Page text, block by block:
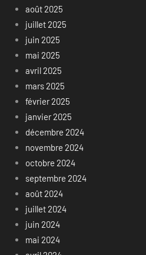
août 2025
juillet 2025
juin 2025
mai 2025
avril 2025
mars 2025
février 2025
janvier 2025
décembre 2024
novembre 2024
octobre 2024
septembre 2024
août 2024
juillet 2024
juin 2024
mai 2024